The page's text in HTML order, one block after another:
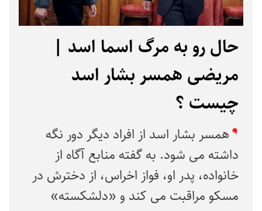
حال رو به مرگ اسما اسد |
مریضی همسر بشار اسد
چیست ؟
همسر بشار اسد از افراد دیگر دور نگه
داشته می شود. به گفته منابع آگاه از
خانواده، پدر او، فواز اخراس، از دخترش در
مسکو مراقبت می کند و «دلشکسته»